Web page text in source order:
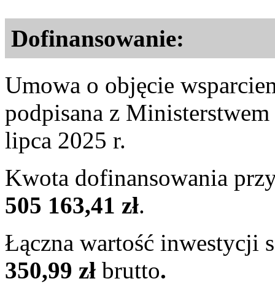
Dofinansowanie:
Umowa o objęcie
podpisana z
lipca 2025 r.
Kwota dofinansowania
505 163,41 zł.
Łączna wartość inwestycji
350,99 zł brutto.